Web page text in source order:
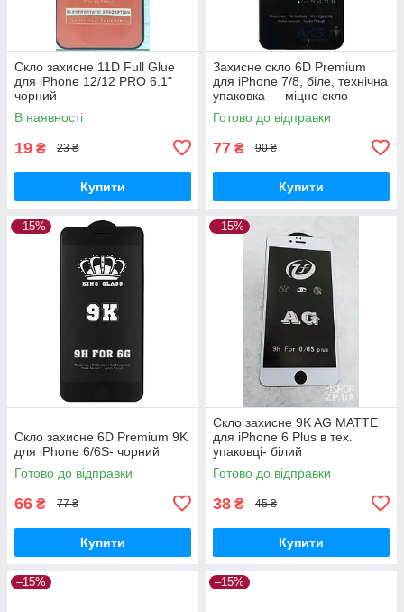
Скло захисне 11D Full Glue
для iPhone 12/12 PRO 6.1"
чорний
В наявності
19 ₴ 23 ₴
Купити
Захисне скло 6D Premium
для iPhone 7/8, біле, технічна
упаковка — міцне скло
повного покриття
Готово до відправки
77 ₴ 90 ₴
Купити
–15%
Скло захисне 6D Premium 9K
для iPhone 6/6S- чорний
Готово до відправки
66 ₴ 77 ₴
Купити
–15%
Скло захисне 9K AG MATTE
для iPhone 6 Plus в тех.
упаковці- білий
Готово до відправки
38 ₴ 45 ₴
Купити
–15% –15%